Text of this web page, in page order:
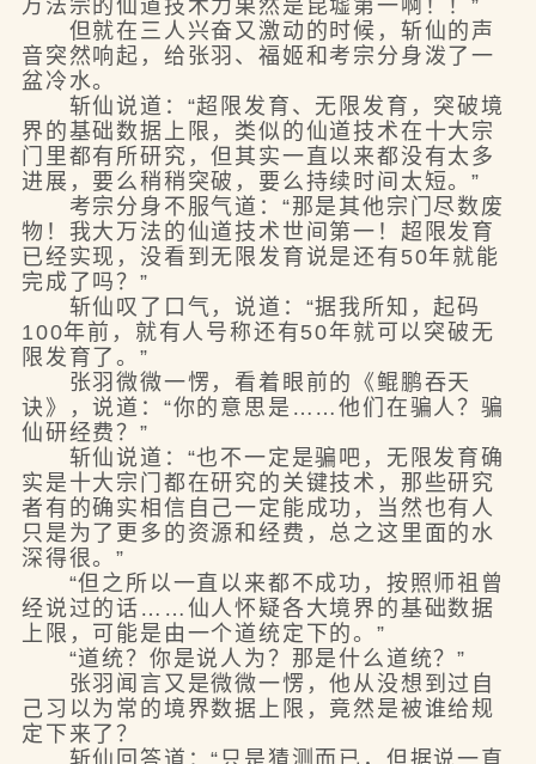
万法宗的仙道技术力果然是昆墟第一啊！！”
但就在三人兴奋又激动的时候，斩仙的声
音突然响起，给张羽、福姬和考宗分身泼了一
盆冷水。
斩仙说道：“超限发育、无限发育，突破境
界的基础数据上限，类似的仙道技术在十大宗
门里都有所研究，但其实一直以来都没有太多
进展，要么稍稍突破，要么持续时间太短。”
考宗分身不服气道：“那是其他宗门尽数废
物！我大万法的仙道技术世间第一！超限发育
已经实现，没看到无限发育说是还有50年就能
完成了吗？”
斩仙叹了口气，说道：“据我所知，起码
100年前，就有人号称还有50年就可以突破无
限发育了。”
张羽微微一愣，看着眼前的《鲲鹏吞天
诀》，说道：“你的意思是……他们在骗人？骗
仙研经费？”
斩仙说道：“也不一定是骗吧，无限发育确
实是十大宗门都在研究的关键技术，那些研究
者有的确实相信自己一定能成功，当然也有人
只是为了更多的资源和经费，总之这里面的水
深得很。”
“但之所以一直以来都不成功，按照师祖曾
经说过的话……仙人怀疑各大境界的基础数据
上限，可能是由一个道统定下的。”
“道统？你是说人为？那是什么道统？”
张羽闻言又是微微一愣，他从没想到过自
己习以为常的境界数据上限，竟然是被谁给规
定下来了？
斩仙回答道：“只是猜测而已，但据说一直